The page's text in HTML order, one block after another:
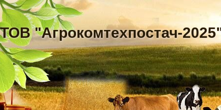
ТОВ "Агрокомтехпостач-